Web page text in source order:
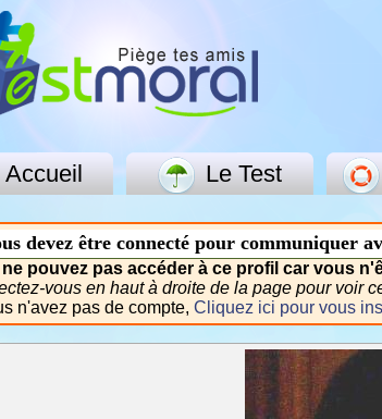
Accueil Le Test
devez être connecté pour communiquer
pouvez pas accéder à ce profil car vous
vous en haut à droite de la page pour voir
n'avez pas de compte, Cliquez ici pour vous